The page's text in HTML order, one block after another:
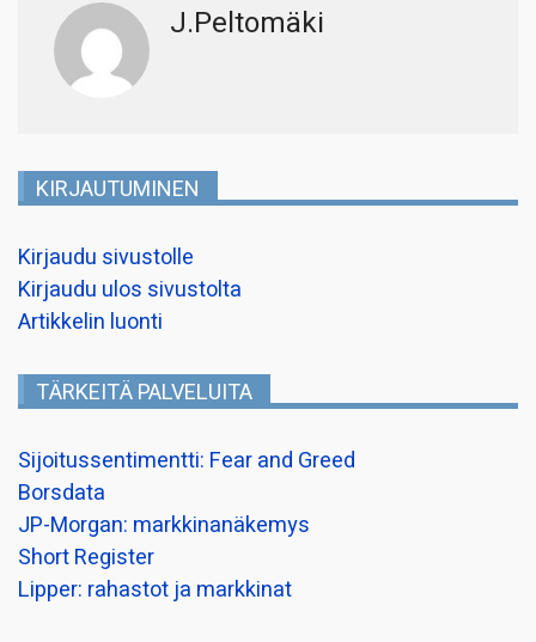
J.Peltomäki
KIRJAUTUMINEN
Kirjaudu sivustolle
Kirjaudu ulos sivustolta
Artikkelin luonti
TÄRKEITÄ PALVELUITA
Sijoitussentimentti: Fear and Greed
Borsdata
JP-Morgan: markkinanäkemys
Short Register
Lipper: rahastot ja markkinat